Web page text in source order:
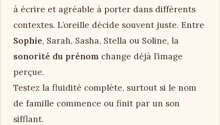
à écrire et agréable à porter dans différents
contextes. L’oreille décide souvent juste. Entre
Sophie, Sarah, Sasha, Stella ou Soline, la
sonorité du prénom change déjà l’image
perçue.
Testez la fluidité complète, surtout si le nom
de famille commence ou finit par un son
sifflant.